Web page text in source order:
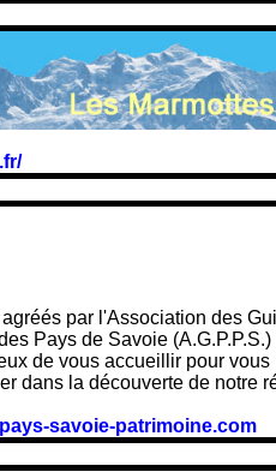
par l'Association des
Pays de Savoie (A.G.P.P.S.)
de vous accueillir pour vous
dans la découverte de notre
savoie-patrimoine.com